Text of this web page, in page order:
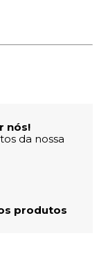
nós!
da nossa
produtos